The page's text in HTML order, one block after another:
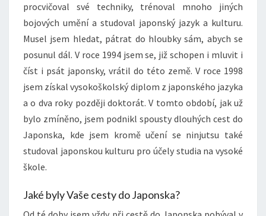
procvičoval své techniky, trénoval mnoho jiných
bojových umění a studoval japonský jazyk a kulturu.
Musel jsem hledat, pátrat do hloubky sám, abych se
posunul dál. V roce 1994 jsem se, již schopen i mluvit i
číst i psát japonsky, vrátil do této země. V roce 1998
jsem získal vysokoškolský diplom z japonského jazyka
a o dva roky později doktorát. V tomto období, jak už
bylo zmíněno, jsem podnikl spousty dlouhých cest do
Japonska, kde jsem kromě učení se ninjutsu také
studoval japonskou kulturu pro účely studia na vysoké
škole.
Jaké byly Vaše cesty do Japonska?